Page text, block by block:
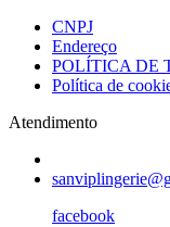
CNPJ
Endereço
POLÍTICA DE
Política de
Atendimento
facebook